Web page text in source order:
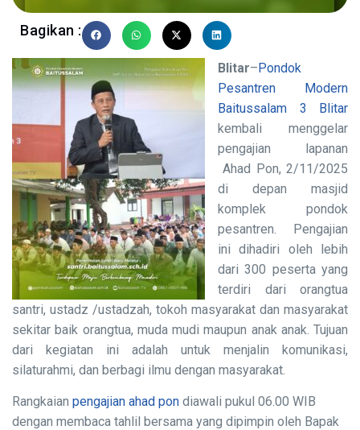
Bagikan :
Blitar–Pondok
Pesantren Modern
Baitussalam 3 Blitar
kembali menggelar
pengajian lapanan
Ahad Pon, 2/11/2025
di depan masjid
komplek pondok
pesantren. Pengajian
ini dihadiri oleh lebih
dari 300 peserta yang
terdiri dari orangtua
santri, ustadz /ustadzah, tokoh masyarakat dan masyarakat
sekitar baik orangtua, muda mudi maupun anak anak. Tujuan
dari kegiatan ini adalah untuk menjalin komunikasi,
silaturahmi, dan berbagi ilmu dengan masyarakat.
Rangkaian pengajian ahad pon diawali pukul 06.00 WIB
dengan membaca tahlil bersama yang dipimpin oleh Bapak